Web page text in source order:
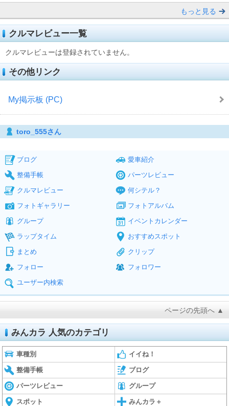
もっと見る
クルマレビュー一覧
クルマレビューは登録されていません。
その他リンク
My掲示板 (PC)
toro_555さん
ブログ
愛車紹介
整備手帳
パーツレビュー
クルマレビュー
何シテル？
フォトギャラリー
フォトアルバム
グループ
イベントカレンダー
ラップタイム
おすすめスポット
まとめ
クリップ
フォロー
フォロワー
ユーザー内検索
ページの先頭へ ▲
みんカラ 人気のカテゴリ
車種別 イイね！
整備手帳 ブログ
パーツレビュー グループ
スポット みんカラ＋